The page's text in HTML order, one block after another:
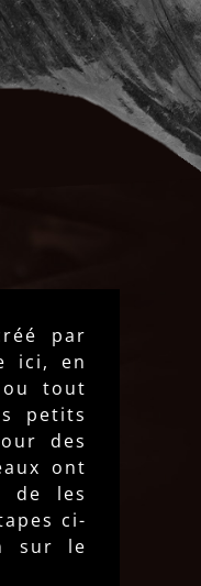
par
ici, en
tout
petits
des
ont
de les
ci-
sur le